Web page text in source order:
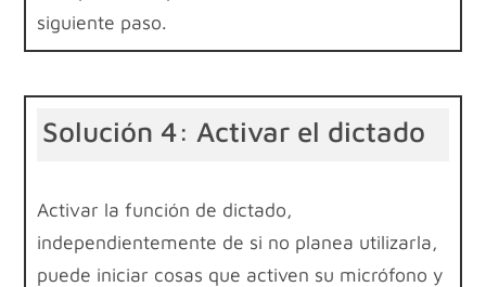
siguiente paso.
Solución 4: Activar el dictado
Activar la función de dictado,
independientemente de si no planea utilizarla,
puede iniciar cosas que activen su micrófono y